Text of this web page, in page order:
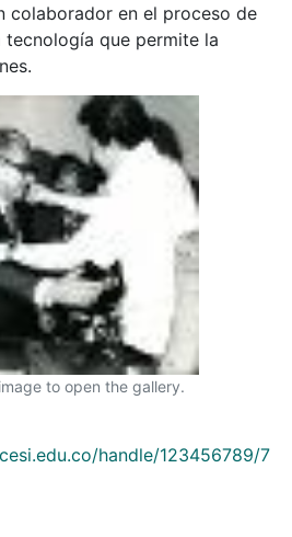
colaborador en el proceso de
que permite la
to open the gallery.
handle/123456789/7